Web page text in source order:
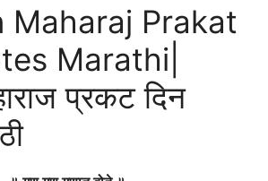
Maharaj Prakat
Marathi|
प्रकट दिन